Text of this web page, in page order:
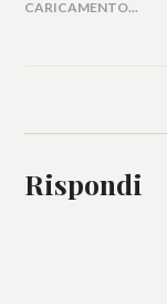
CARICAMENTO...
Rispondi